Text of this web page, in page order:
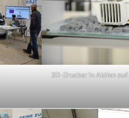
3D-Drucker in Aktion auf